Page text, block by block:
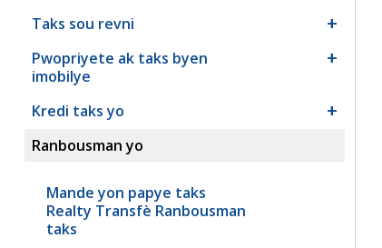
Taks sou revni
Pwopriyete ak taks byen
imobilye
Kredi taks yo
Ranbousman yo
Mande yon papye taks
Realty Transfè Ranbousman
taks